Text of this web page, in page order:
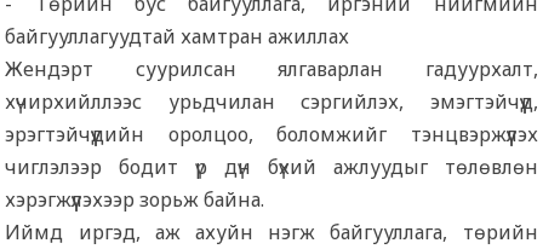
байгууллагуудтай хамтран ажиллах
Жендэрт суурилсан ялгаварлан гадуурхалт,
хүчирхийллээс урьдчилан сэргийлэх, эмэгтэйчүүд,
эрэгтэйчүүдийн оролцоо, боломжийг тэнцвэржүүлэх
чиглэлээр бодит үр дүн бүхий ажлуудыг төлөвлөн
хэрэгжүүлэхээр зорьж байна.
Иймд иргэд, аж ахуйн нэгж байгууллага, төрийн